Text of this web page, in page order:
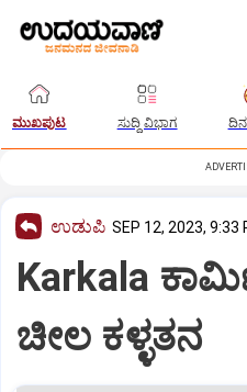
ಮುಖಪುಟ ಸುದ್ದಿ ವಿಭಾಗ ದಿನ
ಉಡುಪಿ SEP 12, 2023, 9:33
Karkala
ಚೀಲ ಕಳ್ಳತನ